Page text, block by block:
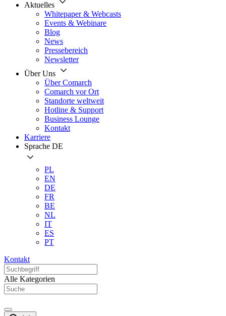
Aktuelles
Whitepaper & Webcasts
Events & Webinare
Blog
News
Pressebereich
Newsletter
Über Uns
Über Comarch
Comarch vor Ort
Standorte weltweit
Hotline & Support
Business Lounge
Kontakt
Karriere
Sprache DE
PL
EN
DE
FR
BE
NL
IT
ES
PT
Kontakt
Alle Kategorien